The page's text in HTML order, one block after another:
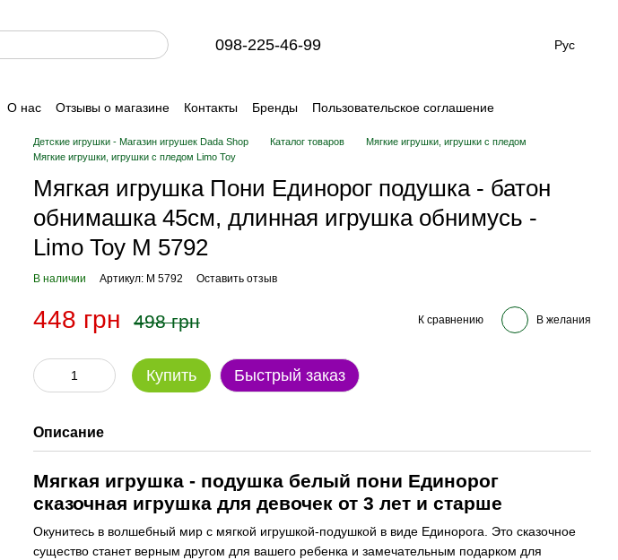
098-225-46-99 Рус
О нас Отзывы о магазине Контакты Бренды Пользовательское соглашение
Детские игрушки - Магазин игрушек Dada Shop Каталог товаров
Мягкие игрушки, игрушки с пледом
Мягкие игрушки, игрушки с пледом Limo Toy
Мягкая игрушка Пони Единорог подушка - батон
обнимашка 45см, длинная игрушка обнимусь -
Limo Toy M 5792
В наличии Артикул: M 5792 Оставить отзыв
448 грн 498 грн К сравнению В желания
Купить Быстрый заказ
Описание
Мягкая игрушка - подушка белый пони Единорог
сказочная игрушка для девочек от 3 лет и старше
Окунитесь в волшебный мир с мягкой игрушкой-подушкой в виде Единорога. Это сказочное
существо станет верным другом для вашего ребенка и замечательным подарком для